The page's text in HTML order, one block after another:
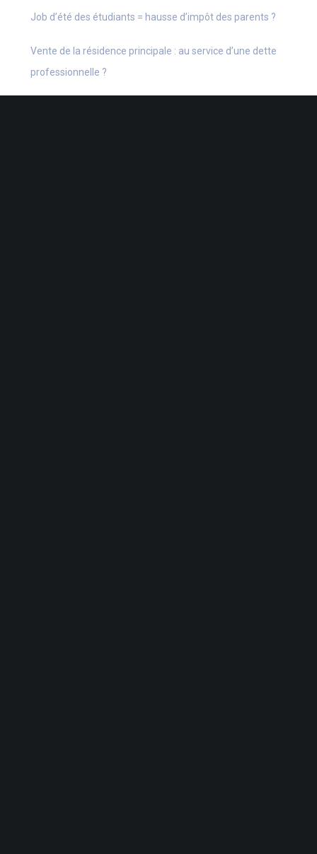
Job d’été des étudiants = hausse d’impôt des parents ?
Vente de la résidence principale : au service d’une dette
professionnelle ?